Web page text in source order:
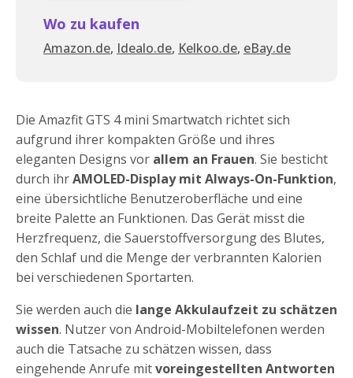
Wo zu kaufen
Amazon.de, Idealo.de, Kelkoo.de, eBay.de
Die Amazfit GTS 4 mini Smartwatch richtet sich
aufgrund ihrer kompakten Größe und ihres
eleganten Designs vor allem an Frauen. Sie besticht
durch ihrAMOLED-Display mit Always-On-Funktion,
eine übersichtliche Benutzeroberfläche und eine
breite Palette an Funktionen. Das Gerät misst die
Herzfrequenz, die Sauerstoffversorgung des Blutes,
den Schlaf und die Menge der verbrannten Kalorien
bei verschiedenen Sportarten.
Sie werden auch die lange Akkulaufzeit zu schätzen
wissen. Nutzer von Android-Mobiltelefonen werden
auch die Tatsache zu schätzen wissen, dass
eingehende Anrufe mitvoreingestellten Antworten